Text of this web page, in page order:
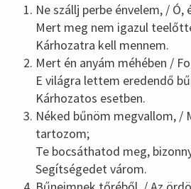
Ne szállj perbe énvelem, / Ó,
Mert meg nem igazul
Kárhozatra kell mennem.
Mert én anyám méhében /
E világra lettem eredendő
Kárhozatos esetben.
Néked bűnöm megvallom, /
tartozom;
Te bocsáthatod meg,
Segítségedet várom.